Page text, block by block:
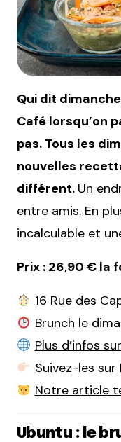
Qui dit
Café lorsqu’on
pas. Tous les
nouvelles
différent. Un
entre amis. En
incalculable et
Prix : 26,90 € la
16 Rue des
Brunch le
Plus d’infos
Suivez-les
Notre article
Ubuntu : le